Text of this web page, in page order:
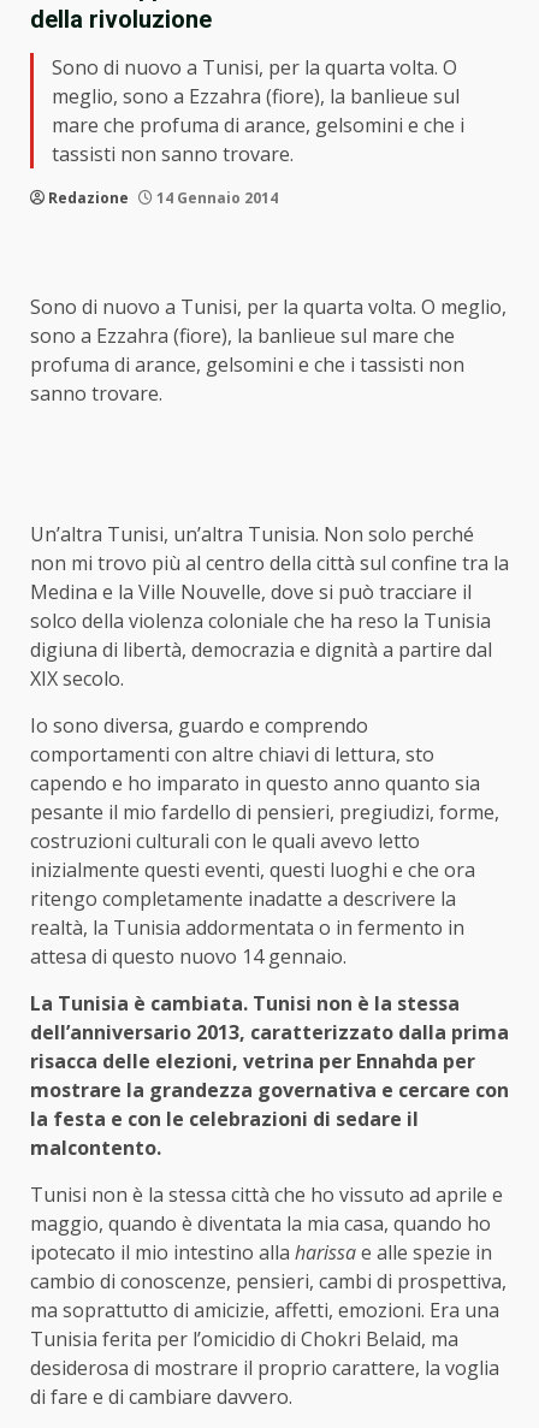
della rivoluzione
Sono di nuovo a Tunisi, per la quarta volta. O
meglio, sono a Ezzahra (fiore), la banlieue sul
mare che profuma di arance, gelsomini e che i
tassisti non sanno trovare.
Redazione 14 Gennaio 2014
Sono di nuovo a Tunisi, per la quarta volta. O meglio,
sono a Ezzahra (fiore), la banlieue sul mare che
profuma di arance, gelsomini e che i tassisti non
sanno trovare.
Un’altra Tunisi, un’altra Tunisia. Non solo perché
non mi trovo più al centro della città sul confine tra la
Medina e la Ville Nouvelle, dove si può tracciare il
solco della violenza coloniale che ha reso la Tunisia
digiuna di libertà, democrazia e dignità a partire dal
XIX secolo.
Io sono diversa, guardo e comprendo
comportamenti con altre chiavi di lettura, sto
capendo e ho imparato in questo anno quanto sia
pesante il mio fardello di pensieri, pregiudizi, forme,
costruzioni culturali con le quali avevo letto
inizialmente questi eventi, questi luoghi e che ora
ritengo completamente inadatte a descrivere la
realtà, la Tunisia addormentata o in fermento in
attesa di questo nuovo 14 gennaio.
La Tunisia è cambiata. Tunisi non è la stessa
dell’anniversario 2013, caratterizzato dalla prima
risacca delle elezioni, vetrina per Ennahda per
mostrare la grandezza governativa e cercare con
la festa e con le celebrazioni di sedare il
malcontento.
Tunisi non è la stessa città che ho vissuto ad aprile e
maggio, quando è diventata la mia casa, quando ho
ipotecato il mio intestino alla harissae alle spezie in
cambio di conoscenze, pensieri, cambi di prospettiva,
ma soprattutto di amicizie, affetti, emozioni. Era una
Tunisia ferita per l’omicidio di Chokri Belaid, ma
desiderosa di mostrare il proprio carattere, la voglia
di fare e di cambiare davvero.